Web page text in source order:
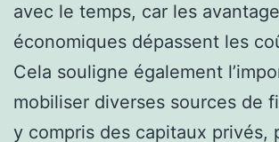
avec le temps, car les
économiques dépassent les
Cela souligne également
mobiliser diverses sources de
y compris des capitaux privés,